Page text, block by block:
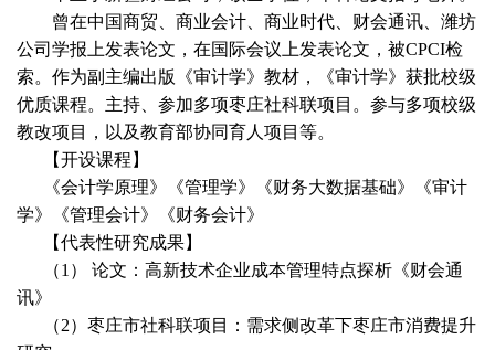
曾在中国商贸、商业会计、商业时代、财会通讯、潍坊
公司学报上发表论文，在国际会议上发表论文，被CPCI检
索。作为副主编出版《审计学》教材，《审计学》获批校级
优质课程。主持、参加多项枣庄社科联项目。参与多项校级
教改项目，以及教育部协同育人项目等。
【开设课程】
《会计学原理》《管理学》《财务大数据基础》《审计
学》《管理会计》《财务会计》
【代表性研究成果】
（1） 论文：高新技术企业成本管理特点探析《财会通
讯》
（2）枣庄市社科联项目：需求侧改革下枣庄市消费提升